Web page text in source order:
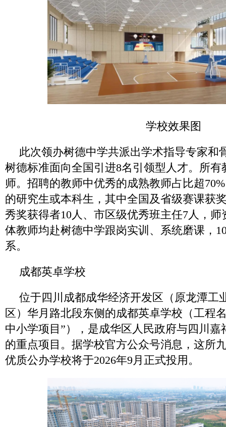
学校效果图
此次领办树德中学共派出学术指导专家和
树德标准面向全国引进8名引领型人才。所有
师。招聘的教师中优秀的成熟教师占比超
的研究生或本科生，其中全国及省级赛课获
秀奖获得者10人、市区级优秀班主任7人，
体教师均赴树德中学跟岗实训、系统磨课，
系。
成都英卓学校
位于四川成都成华经济开发区（原龙潭工
区）华月路北段东侧的成都英卓学校（工程
中小学项目”），是成华区人民政府与四川嘉
的重点项目。据学校官方公众号消息，这所
优质公办学校将于2026年9月正式投用。